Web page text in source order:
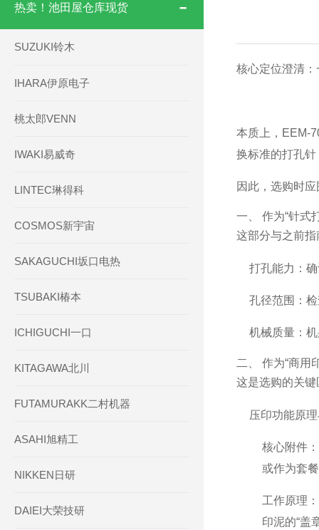
热卖！池田屋仓库现货
SUZUKI铃木
IHARA伊原电子
桃太郎VENN
IWAKI易威奇
LINTEC琳得科
COSMOS新宇宙
SAKAGUCHI坂口电热
TSUBAKI椿本
ICHIGUCHI一口
KITAGAWA北川
FUTAMURAKK二村机器
ASAHI旭精工
NIKKEN日研
DAIEI大荣技研
核心定位澄清：
本质上，EEM-
换标准的打孔
因此，选购时
一、 作为“针式
这部分与之前
打孔能力：
孔径范围：
机械质量：
二、 作为“商用
这是选购的关
压印功能原
核心附件
或作为套
工作原理
印泥的“盖